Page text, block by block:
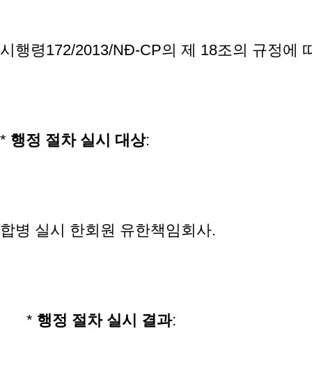
시행령172/2013/NĐ-CP의 제 18조의 규정에
* 행정 절차 실시 대상:
합병 실시 한회원 유한책임회사.
* 행정 절차 실시 결과: